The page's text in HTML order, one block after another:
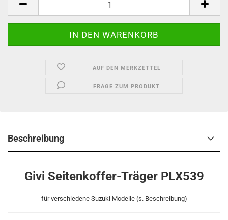
AUF DEN MERKZETTEL
FRAGE ZUM PRODUKT
Beschreibung
Givi Seitenkoffer-Träger PLX539
für verschiedene Suzuki Modelle (s. Beschreibung)